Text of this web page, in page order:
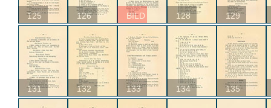
125 126 BILD 128 129
131 132 133 134 135